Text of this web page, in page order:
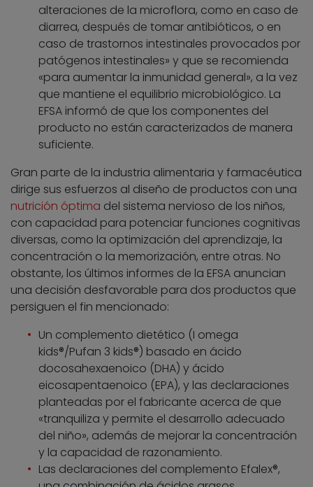
alteraciones de la microflora, como en caso de
diarrea, después de tomar antibióticos, o en
caso de trastornos intestinales provocados por
patógenos intestinales» y que se recomienda
«para aumentar la inmunidad general», a la vez
que mantiene el equilibrio microbiológico. La
EFSA informó de que los componentes del
producto no están caracterizados de manera
suficiente.
Gran parte de la industria alimentaria y farmacéutica
dirige sus esfuerzos al diseño de productos con una
nutrición óptima del sistema nervioso de los niños,
con capacidad para potenciar funciones cognitivas
diversas, como la optimización del aprendizaje, la
concentración o la memorización, entre otras. No
obstante, los últimos informes de la EFSA anuncian
una decisión desfavorable para dos productos que
persiguen el fin mencionado:
Un complemento dietético (I omega
kids®/Pufan 3 kids®) basado en ácido
docosahexaenoico (DHA) y ácido
eicosapentaenoico (EPA), y las declaraciones
planteadas por el fabricante acerca de que
«tranquiliza y permite el desarrollo adecuado
del niño», además de mejorar la concentración
y la capacidad de razonamiento.
Las declaraciones del complemento Efalex®,